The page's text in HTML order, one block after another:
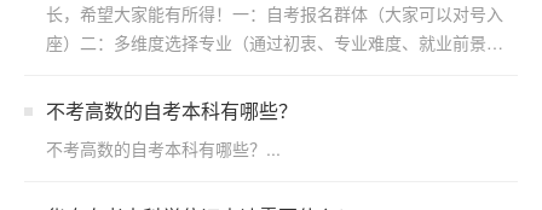
长，希望大家能有所得！一：自考报名群体（大家可以对号入
座）二：多维度选择专业（通过初衷、专业难度、就业前景方
不考高数的自考本科有哪些？
不考高数的自考本科有哪些？...